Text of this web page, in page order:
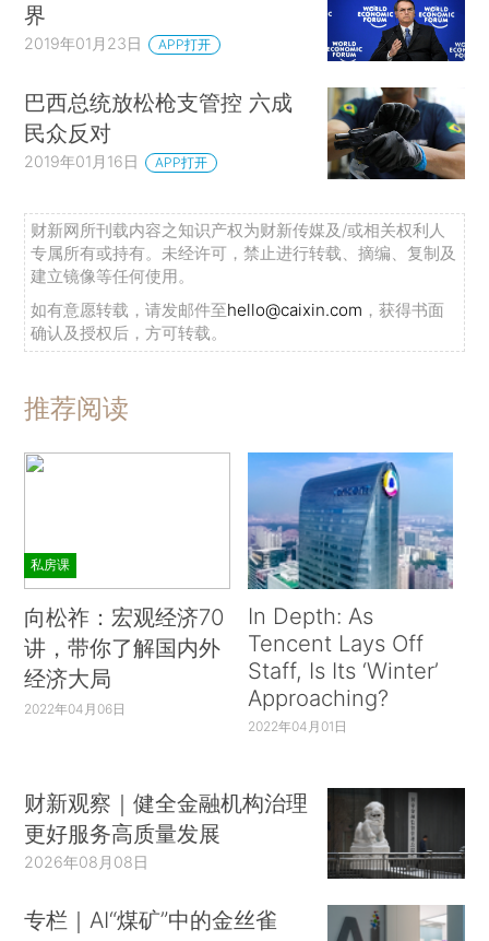
界
2019年01月23日 APP打开
巴西总统放松枪支管控 六成
民众反对
2019年01月16日 APP打开
财新网所刊载内容之知识产权为财新传媒及/或相关权利人
专属所有或持有。未经许可，禁止进行转载、摘编、复制及
建立镜像等任何使用。
如有意愿转载，请发邮件至hello@caixin.com ，获得书面
确认及授权后，方可转载。
推荐阅读
私房课
向松祚：宏观经济70
讲，带你了解国内外
经济大局
2022年04月06日
In Depth: As
Tencent Lays Off
Staff, Is Its ‘Winter’
Approaching?
2022年04月01日
财新观察｜健全金融机构治理
更好服务高质量发展
2026年08月08日
专栏｜AI“煤矿”中的金丝雀